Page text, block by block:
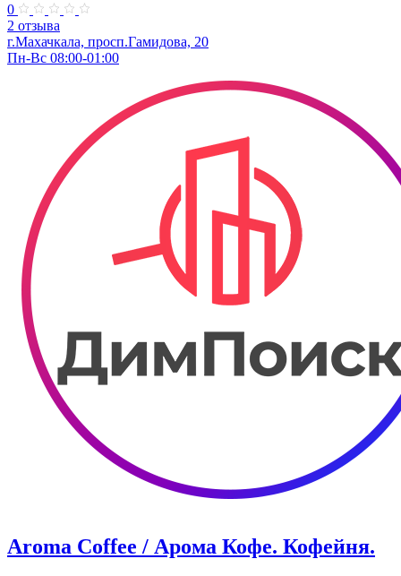
0
2 отзыва
г.Махачкала, просп.​Гамидова, 20
Пн-Вс 08:00-01:00
Aroma Coffee / Арома Кофе. Кофейня.